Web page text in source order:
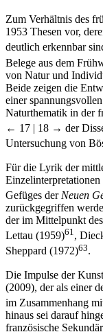
Zum Verhältnis des
1953 Thesen vor,
deutlich erkennbar
Belege aus dem
von Natur und
Beide zeigen die
einer
Naturthematik in der
← 17 | 18 → der
Untersuchung von
Für die Lyrik der
Gefüges der Neuen
zurückgegriffen
der im Mittelpunkt
Lettau (1959)61,
Sheppard (1972)63.
Die Impulse der
(2009), der als einer
im Zusammenhang
hinaus sei darauf
französische